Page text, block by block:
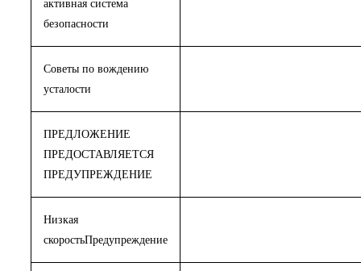
активная система
безопасности
Советы по вождению
усталости
ПРЕДЛОЖЕНИЕ
ПРЕДОСТАВЛЯЕТСЯ
ПРЕДУПРЕЖДЕНИЕ
Низкая
скоростьПредупреждение